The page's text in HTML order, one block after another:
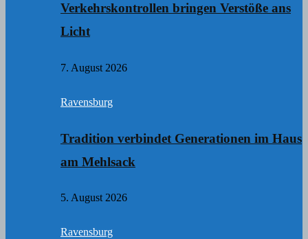
Verkehrskontrollen bringen Verstöße ans
Licht
7. August 2026
Ravensburg
Tradition verbindet Generationen im Haus
am Mehlsack
5. August 2026
Ravensburg